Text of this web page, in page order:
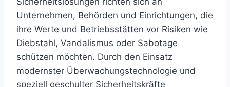
Unternehmen, Behörden und Einrichtungen, die
ihre Werte und Betriebsstätten vor Risiken wie
Diebstahl, Vandalismus oder Sabotage
schützen möchten. Durch den Einsatz
modernster Überwachungstechnologie und
speziell geschulter Sicherheitskräfte